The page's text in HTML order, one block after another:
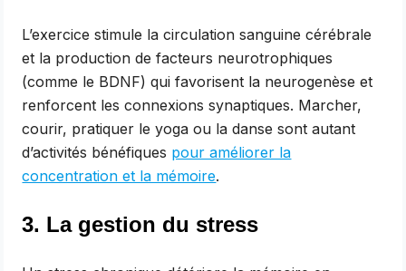
L’exercice stimule la circulation sanguine cérébrale
et la production de facteurs neurotrophiques
(comme le BDNF) qui favorisent la neurogenèse et
renforcent les connexions synaptiques. Marcher,
courir, pratiquer le yoga ou la danse sont autant
d’activités bénéfiques pour améliorer la
concentration et la mémoire.
3. La gestion du stress